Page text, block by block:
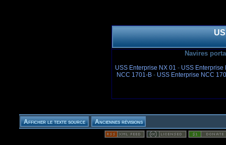
Navires
USS Enterprise NX 01 - USS Enterprise
NCC 1701-B- USS Enterprise NCC